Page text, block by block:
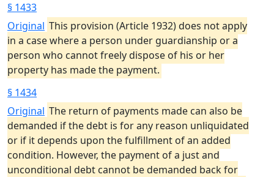
§ 1433
Original This provision (Article 1932) does not apply
in a case where a person under guardianship or a
person who cannot freely dispose of his or her
property has made the payment.
§ 1434
Original The return of payments made can also be
demanded if the debt is for any reason unliquidated
or if it depends upon the fulfillment of an added
condition. However, the payment of a just and
unconditional debt cannot be demanded back for